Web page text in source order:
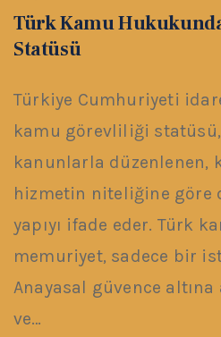
Türk Kamu
Statüsü
Türkiye Cumhuriyeti
kamu görevliliği
kanunlarla düzenlenen,
hizmetin niteliğine göre
yapıyı ifade eder. Türk
memuriyet, sadece bir
Anayasal güvence
ve…